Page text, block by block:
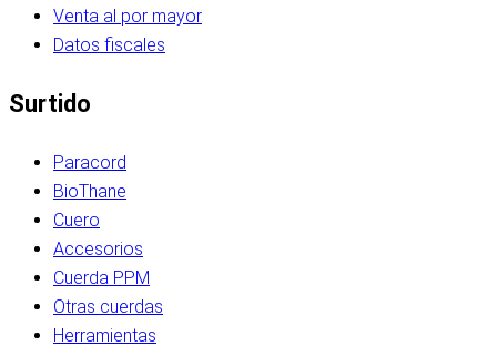
Venta al por mayor
Datos fiscales
Surtido
Paracord
BioThane
Cuero
Accesorios
Cuerda PPM
Otras cuerdas
Herramientas